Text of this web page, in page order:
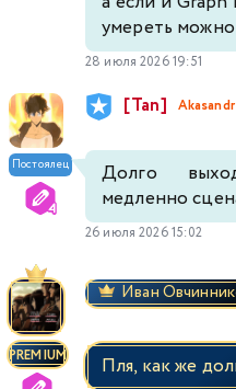
умереть
28 июля 2026 19:51
Постоялец
[Tan] Akasandr
Долго
медленно
26 июля 2026 15:02
PREMIUM
Иван
Пля, как же